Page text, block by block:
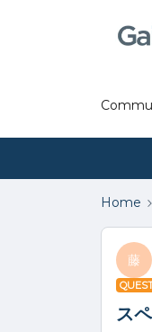
Home
藤
ス